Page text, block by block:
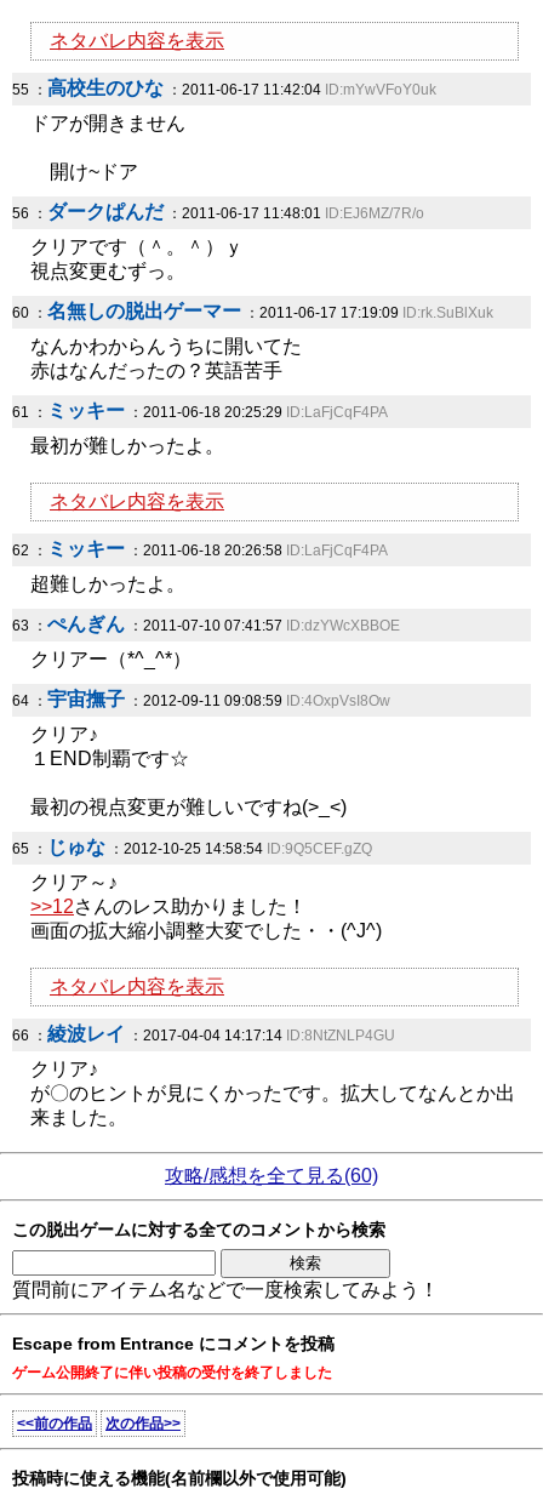
ネタバレ内容を表示
55 ： 高校生のひな ：2011-06-17 11:42:04 ID:mYwVFoY0uk
ドアが開きません
開け~ドア
56 ： ダークぱんだ ：2011-06-17 11:48:01 ID:EJ6MZ/7R/o
クリアです（＾。＾）ｙ
視点変更むずっ。
60 ： 名無しの脱出ゲーマー ：2011-06-17 17:19:09 ID:rk.SuBlXuk
なんかわからんうちに開いてた
赤はなんだったの？英語苦手
61 ： ミッキー ：2011-06-18 20:25:29 ID:LaFjCqF4PA
最初が難しかったよ。
ネタバレ内容を表示
62 ： ミッキー ：2011-06-18 20:26:58 ID:LaFjCqF4PA
超難しかったよ。
63 ： ぺんぎん ：2011-07-10 07:41:57 ID:dzYWcXBBOE
クリアー（*^_^*）
64 ： 宇宙撫子 ：2012-09-11 09:08:59 ID:4OxpVsI8Ow
クリア♪
１END制覇です☆
最初の視点変更が難しいですね(>_<)
65 ： じゅな ：2012-10-25 14:58:54 ID:9Q5CEF.gZQ
クリア～♪
>>12さんのレス助かりました！
画面の拡大縮小調整大変でした・・(^J^)
ネタバレ内容を表示
66 ： 綾波レイ ：2017-04-04 14:17:14 ID:8NtZNLP4GU
クリア♪
が〇のヒントが見にくかったです。拡大してなんとか出
来ました。
攻略/感想を全て見る(60)
この脱出ゲームに対する全てのコメントから検索
質問前にアイテム名などで一度検索してみよう！
Escape from Entrance にコメントを投稿
ゲーム公開終了に伴い投稿の受付を終了しました
<<前の作品 次の作品>>
投稿時に使える機能(名前欄以外で使用可能)